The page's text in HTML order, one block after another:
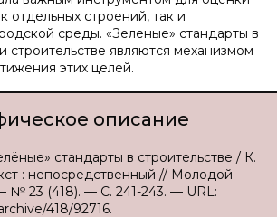
отдельных строений, так и
среды. «Зеленые» стандарты в
строительстве являются механизмом
этих целей.
описание
стандарты в строительстве / К.
: непосредственный // Молодой
№ 23 (418). — С. 241-243. — URL:
418/92716.